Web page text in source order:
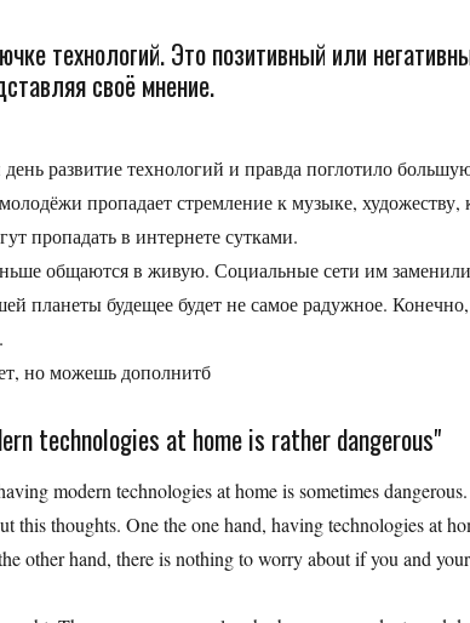
технологий. Это позитивный или
своё мнение.
развитие технологий и правда поглотило
пропадает стремление к музыке,
пропадать в интернете сутками.
общаются в живую. Социальные сети им
планеты будещее будет не самое радужное.
но можешь дополнитб
technologies at home is rather dangerous"
modern technologies at home is sometimes dangerous.
thoughts. One the one hand, having technologies at
other hand, there is nothing to worry about if you and